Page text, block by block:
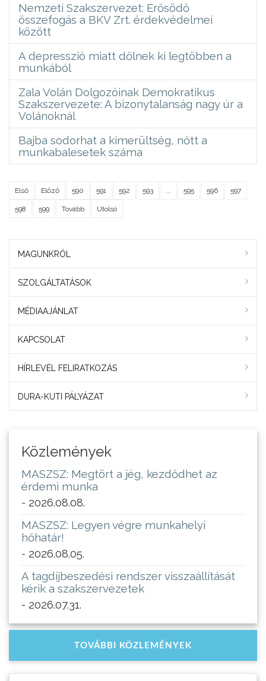
Nemzeti Szakszervezet: Erősödő
összefogás a BKV Zrt. érdekvédelmei
között
A depresszió miatt dőlnek ki legtöbben a
munkából
Zala Volán Dolgozóinak Demokratikus
Szakszervezete: A bizonytalanság nagy úr a
Volánoknál
Bajba sodorhat a kimerültség, nőtt a
munkabalesetek száma
Első Előző 590 591 592 593 ... 595 596 597
598 599 Tovább Utolsó
MAGUNKRÓL
SZOLGÁLTATÁSOK
MÉDIAAJÁNLAT
KAPCSOLAT
HÍRLEVÉL FELIRATKOZÁS
DURA-KUTI PÁLYÁZAT
Közlemények
MASZSZ: Megtört a jég, kezdődhet az
érdemi munka
- 2026.08.08.
MASZSZ: Legyen végre munkahelyi
hőhatár!
- 2026.08.05.
A tagdíjbeszedési rendszer visszaállítását
kérik a szakszervezetek
- 2026.07.31.
TOVÁBBI KÖZLEMÉNYEK